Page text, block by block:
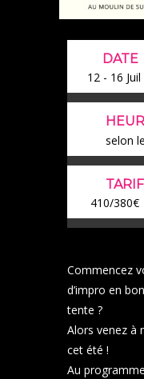
DATE
12 - 16
selon
TARIF
410/380€
Commencez
d’impro en
tente ?
Alors venez à
cet été !
Au